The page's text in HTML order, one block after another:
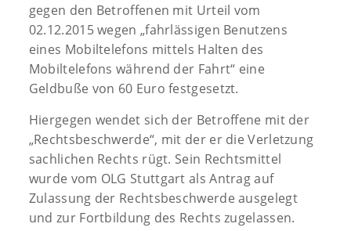
gegen den Betroffenen mit Urteil vom
02.12.2015 wegen „fahrlässigen Benutzens
eines Mobiltelefons mittels Halten des
Mobiltelefons während der Fahrt“ eine
Geldbuße von 60 Euro festgesetzt.
Hiergegen wendet sich der Betroffene mit der
„Rechtsbeschwerde“, mit der er die Verletzung
sachlichen Rechts rügt. Sein Rechtsmittel
wurde vom OLG Stuttgart als Antrag auf
Zulassung der Rechtsbeschwerde ausgelegt
und zur Fortbildung des Rechts zugelassen.